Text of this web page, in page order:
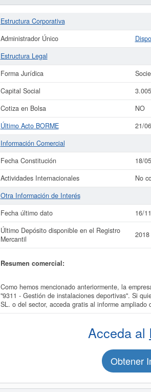
Estructura Corporativa
Administrador Único
Estructura Legal
Forma Jurídica
Capital Social
Cotiza en Bolsa
NO
Último Acto BORME
21/
Información Comercial
Fecha Constitución
18/
Actividades Internacionales
No
Otra Información de Interés
Fecha último dato
16/
Último Depósito disponible en el Registro
Mercantil
2018
Resumen comercial:
Como hemos mencionado anteriormente, la
"9311 - Gestión de instalaciones deportivas". Si
SL. o del sector, acceda gratis al informe ampliado
Acceda al
Obtener